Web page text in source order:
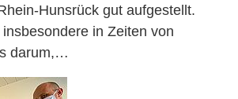
Hunsrück gut aufgestellt.
in Zeiten von
darum,…